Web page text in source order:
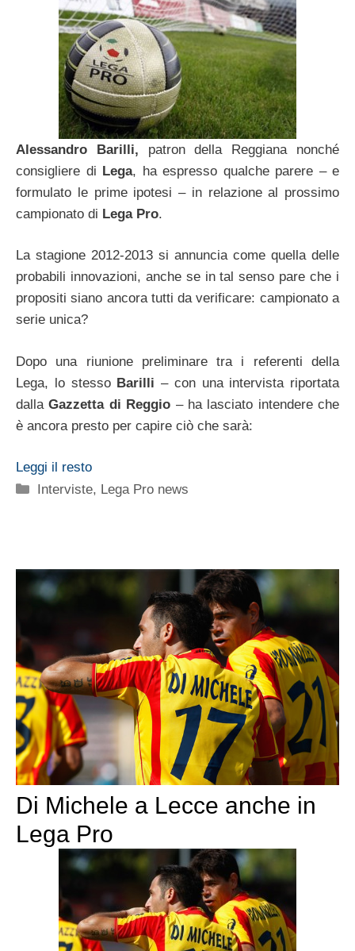
Alessandro Barilli, patron della Reggiana nonché
consigliere di Lega, ha espresso qualche parere – e
formulato le prime ipotesi – in relazione al prossimo
campionato di Lega Pro.
La stagione 2012-2013 si annuncia come quella delle
probabili innovazioni, anche se in tal senso pare che i
propositi siano ancora tutti da verificare: campionato a
serie unica?
Dopo una riunione preliminare tra i referenti della
Lega, lo stesso Barilli – con una intervista riportata
dalla Gazzetta di Reggio – ha lasciato intendere che
è ancora presto per capire ciò che sarà:
Leggi il resto
Categorie
Interviste, Lega Pro news
Di Michele a Lecce anche in
Lega Pro